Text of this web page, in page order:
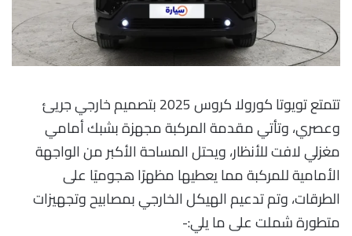
تتمتع تويوتا كورولا كروس 2025 بتصميم خارجي جريئ
وعصري، وتأتي مقدمة المركبة مجهزة بشبك أمامي
مغزلي لافت للأنظار، ويحتل المساحة الأكبر من الواجهة
الأمامية للمركبة مما يعطيها مظهرًا هجوميًا على
الطرقات، وتم تدعيم الهيكل الخارجي بمصابيح وتجهيزات
متطورة شملت على ما يلي:-